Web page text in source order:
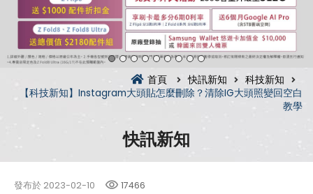
首頁 快訊新知
科技新知
【科技新知】Instagram大頭貼怎麼刪除？清除IG大頭照變回空白
教學
快訊新知
發布於 2023-02-10 17466